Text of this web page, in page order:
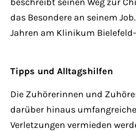
magnis dis parturient
ridiculus mus. Donec quam
das Besondere an seinem
Jahren am Klinikum
Tipps und Alltagshilfen
Die Zuhörerinnen und
darüber hinaus
Verletzungen vermieden